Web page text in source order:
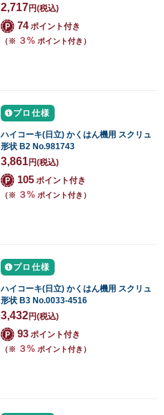
2,717円(税込)
74ポイント付き
（※ ３% ポイント付き）
プロ仕様
ハイコーキ(日立) かくはん機用 スクリュ
形状 B2 No.981743
3,861円(税込)
105 ポイント付き
（※ ３% ポイント付き）
プロ仕様
ハイコーキ(日立) かくはん機用 スクリュ
形状 B3 No.0033-4516
3,432円(税込)
93 ポイント付き
（※ ３% ポイント付き）